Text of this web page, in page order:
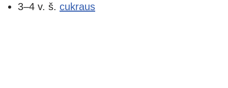
3–4 v. š. cukraus